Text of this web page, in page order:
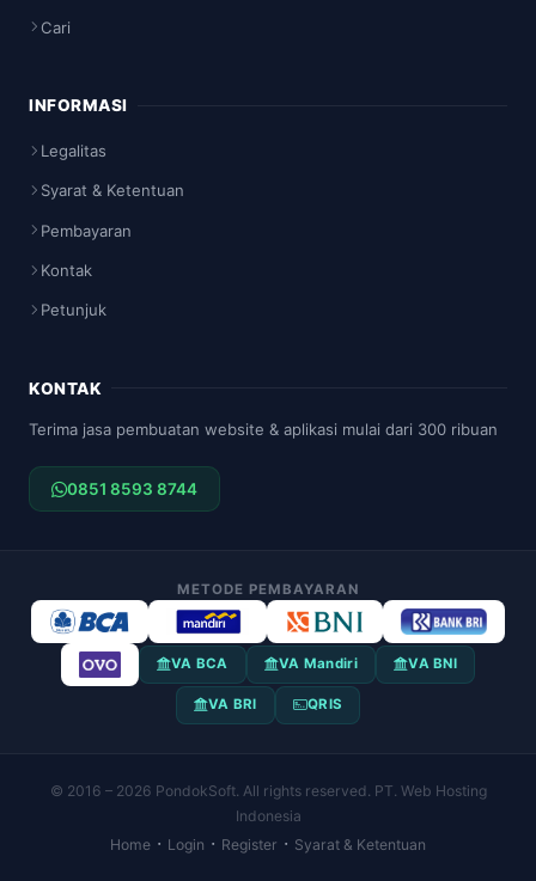
Cari
INFORMASI
Legalitas
Syarat & Ketentuan
Pembayaran
Kontak
Petunjuk
KONTAK
Terima jasa pembuatan website & aplikasi mulai dari 300 ribuan
0851 8593 8744
METODE PEMBAYARAN
VA BCA VA Mandiri VA BNI
VA BRI QRIS
© 2016 – 2026 PondokSoft. All rights reserved. PT. Web Hosting
Indonesia
Home · Login · Register · Syarat & Ketentuan